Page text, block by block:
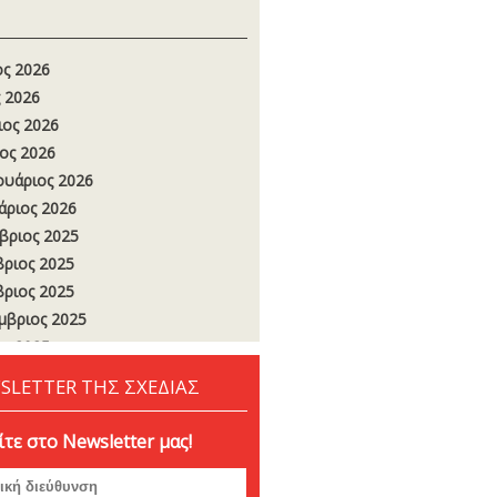
2026
2026
2026
2026
2026
2026
2025
2025
2025
2025
2025
2025
2025
2025
ΤΗΣ ΣΧΕΔΙΑΣ
στο Newsletter μας!